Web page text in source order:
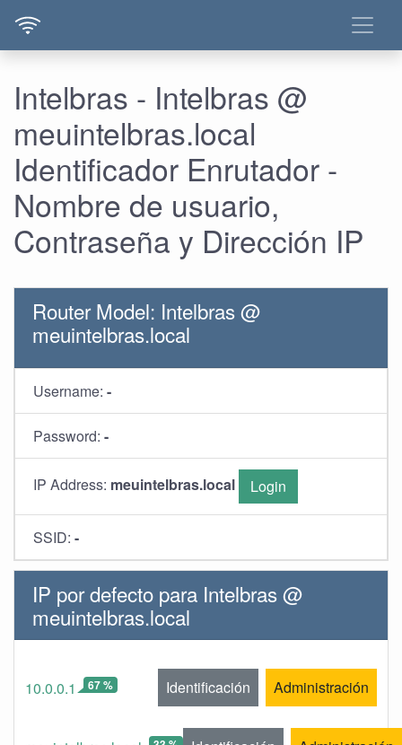
Intelbras - Intelbras @
meuintelbras.local
Identificador Enrutador -
Nombre de usuario,
Contraseña y Dirección IP
Router Model: Intelbras @
meuintelbras.local
Username: -
Password: -
IP Address: meuintelbras.local Login
SSID: -
IP por defecto para Intelbras @
meuintelbras.local
10.0.0.1 67 % Identificación Administración